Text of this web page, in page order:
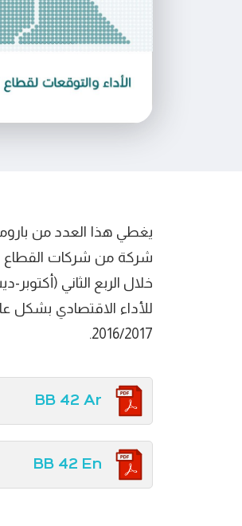
شركة من شركات القطاع
للأداء الاقتصادي بشكل
2016/2017.
BB 42 Ar
BB 42 En